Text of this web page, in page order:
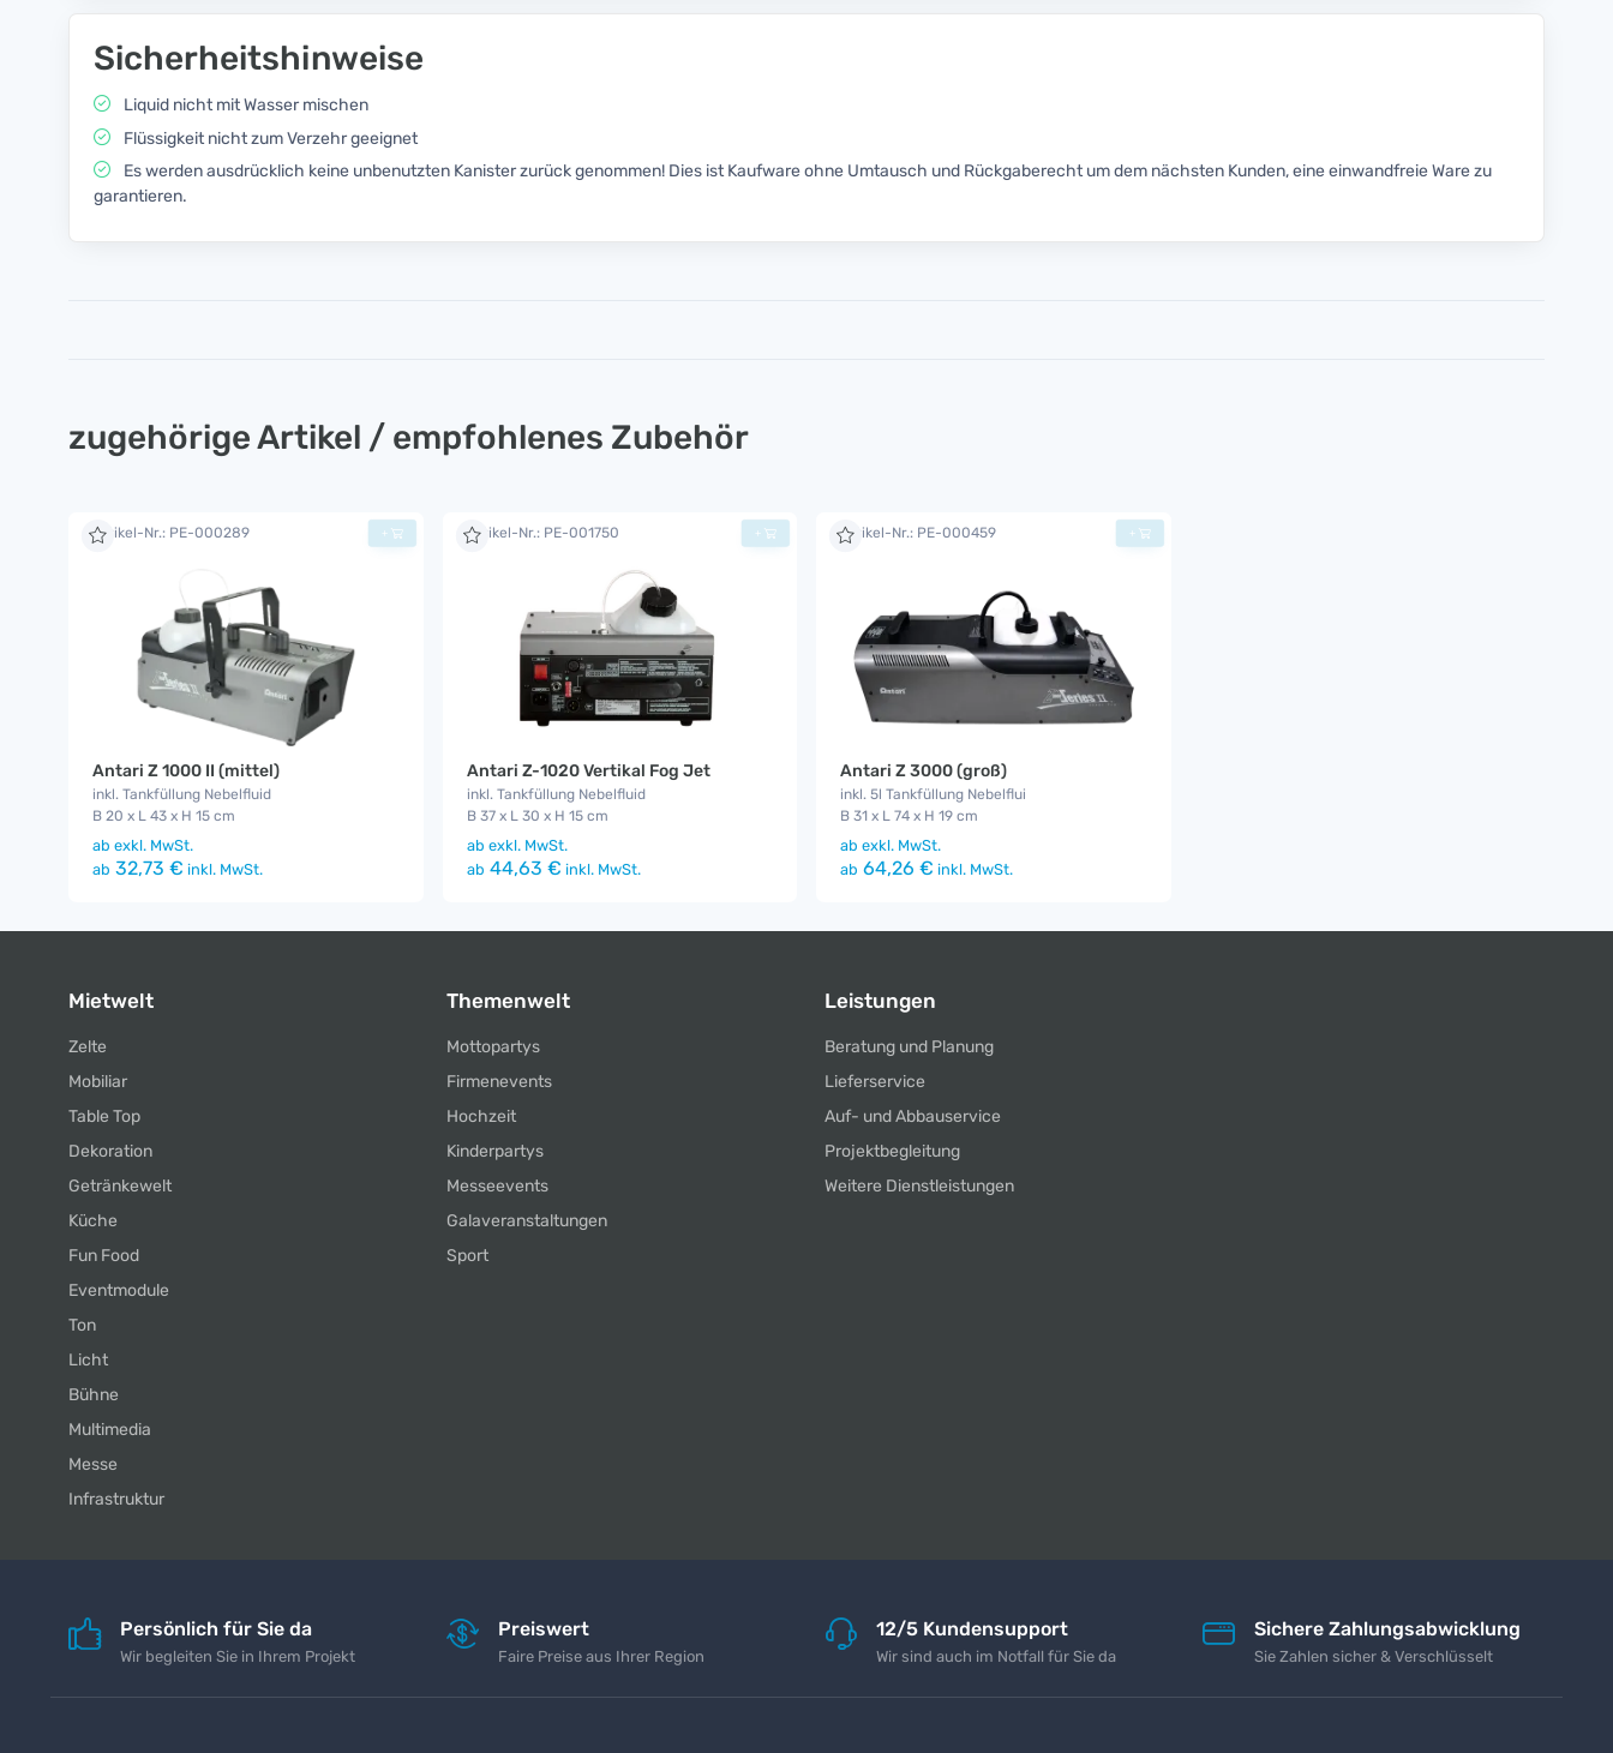
Sicherheitshinweise
Liquid nicht mit Wasser mischen
Flüssigkeit nicht zum Verzehr geeignet
Es werden ausdrücklich keine unbenutzten Kanister zurück genommen! Dies ist Kaufware ohne Umtausch und Rückgaberecht um dem nächsten Kunden, eine einwandfreie Ware zu
garantieren.
zugehörige Artikel / empfohlenes Zubehör
Artikel-Nr.: PE-000289
Antari Z 1000 II (mittel)
inkl. Tankfüllung Nebelfluid
B 20 x L 43 x H 15 cm
ab exkl. MwSt.
ab 32,73 € inkl. MwSt.
+ Artikel-Nr.: PE-001750
Antari Z-1020 Vertikal Fog Jet
inkl. Tankfüllung Nebelfluid
B 37 x L 30 x H 15 cm
ab exkl. MwSt.
ab 44,63 € inkl. MwSt.
+ Artikel-Nr.: PE-000459
Antari Z 3000 (groß)
inkl. 5l Tankfüllung Nebelflui
B 31 x L 74 x H 19 cm
ab exkl. MwSt.
ab 64,26 € inkl. MwSt.
+
Mietwelt
Zelte
Mobiliar
Table Top
Dekoration
Getränkewelt
Küche
Fun Food
Eventmodule
Ton
Licht
Bühne
Multimedia
Messe
Infrastruktur
Themenwelt
Mottopartys
Firmenevents
Hochzeit
Kinderpartys
Messeevents
Galaveranstaltungen
Sport
Leistungen
Beratung und Planung
Lieferservice
Auf- und Abbauservice
Projektbegleitung
Weitere Dienstleistungen
Persönlich für Sie da
Wir begleiten Sie in Ihrem Projekt
Preiswert
Faire Preise aus Ihrer Region
12/5 Kundensupport
Wir sind auch im Notfall für Sie da
Sichere Zahlungsabwicklung
Sie Zahlen sicher & Verschlüsselt